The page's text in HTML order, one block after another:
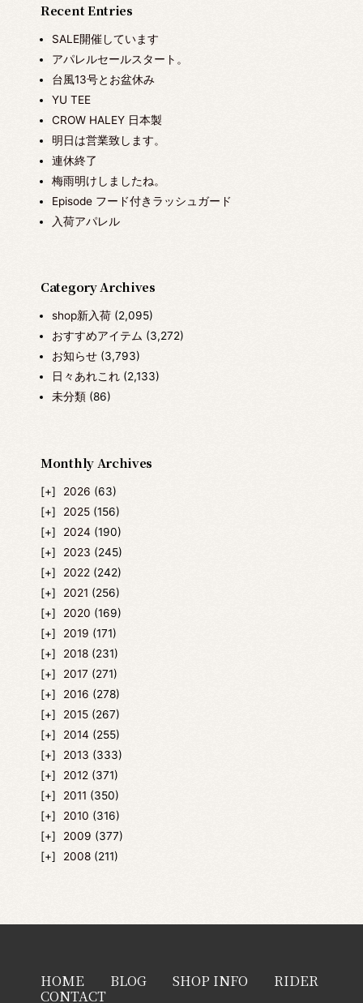
Recent Entries
SALE開催しています
アパレルセールスタート。
台風13号とお盆休み
YU TEE
CROW HALEY 日本製
明日は営業致します。
連休終了
梅雨明けしましたね。
Episode フード付きラッシュガード
入荷アパレル
Category Archives
shop新入荷(2,095)
おすすめアイテム (3,272)
お知らせ(3,793)
日々あれこれ(2,133)
未分類(86)
Monthly Archives
2026 (63)
2025 (156)
2024 (190)
2023 (245)
2022 (242)
2021 (256)
2020 (169)
2019 (171)
2018 (231)
2017 (271)
2016 (278)
2015 (267)
2014 (255)
2013 (333)
2012 (371)
2011 (350)
2010 (316)
2009 (377)
2008 (211)
HOME BLOG SHOP INFO RIDER
CONTACT